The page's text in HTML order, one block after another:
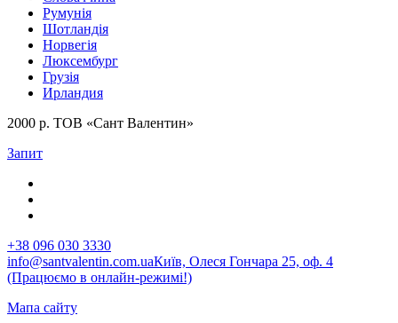
Румунія
Шотландія
Норвегія
Люксембург
Грузія
Ирландия
2000 р. ТОВ «Сант Валентин»
Запит
+38 096 030 3330
info@santvalentin.com.uaКиїв, Олеся Гончара 25, оф. 4
(Працюємо в онлайн-режимі!)
Мапа сайту